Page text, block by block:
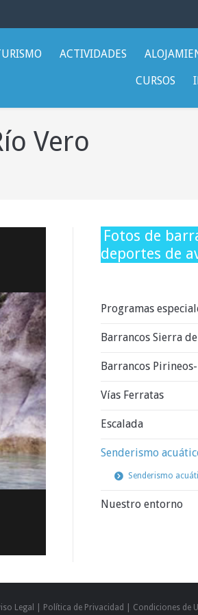
ACTIVIDADES
CURSOS
Vero
Fotos de
deportes de
Programas
Barrancos Sierra
Barrancos
Vías Ferratas
Escalada
Senderismo
Senderismo
Nuestro entorno
Legal Política de Privacidad Condiciones de